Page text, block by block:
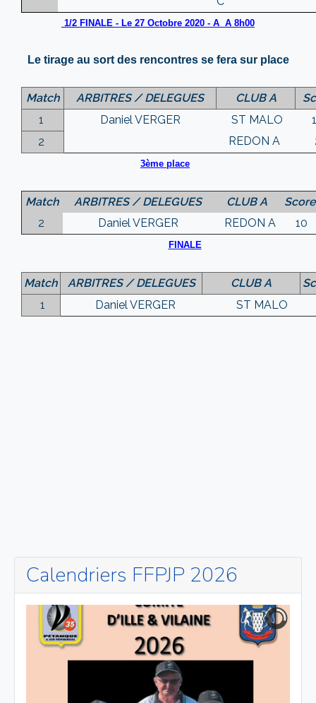
1/2 FINALE - Le 27 Octobre 2020 - A A 8h00
Le tirage au sort des rencontres se fera sur place
Match ARBITRES / DELEGUES CLUB A
1
Daniel VERGER ST MALO
2
REDON A
3ème place
Match ARBITRES / DELEGUES CLUB A
Score
2
Daniel VERGER REDON A 10
FINALE
Match ARBITRES / DELEGUES CLUB A
1
Daniel VERGER ST MALO
Calendriers FFPJP 2026